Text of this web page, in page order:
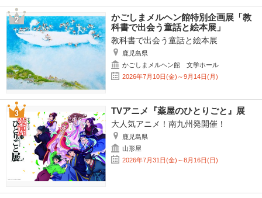
かごしまメルヘン館特別企画展「教
科書で出会う童話と絵本展」
教科書で出会う童話と絵本展
鹿児島県
かごしまメルヘン館 文学ホール
2026年7月10日(金)～9月14日(月)
TVアニメ『薬屋のひとりごと』展
大人気アニメ！南九州発開催！
鹿児島県
山形屋
2026年7月31日(金)～8月16日(日)